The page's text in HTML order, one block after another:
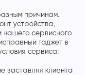
причинам.
устройства,
нашего сервисного
гаджет в
сервиса:
заставляя клиента